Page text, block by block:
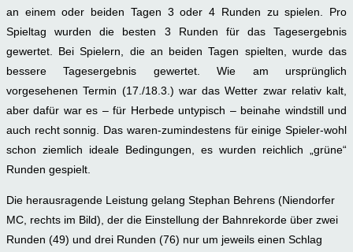
an einem oder beiden Tagen 3 oder 4 Runden zu spielen. Pro
Spieltag wurden die besten 3 Runden für das Tagesergebnis
gewertet. Bei Spielern, die an beiden Tagen spielten, wurde das
bessere Tagesergebnis gewertet. Wie am ursprünglich
vorgesehenen Termin (17./18.3.) war das Wetter zwar relativ kalt,
aber dafür war es – für Herbede untypisch – beinahe windstill und
auch recht sonnig. Das waren-zumindestens für einige Spieler-wohl
schon ziemlich ideale Bedingungen, es wurden reichlich „grüne“
Runden gespielt.
Die herausragende Leistung gelang Stephan Behrens (Niendorfer
MC, rechts im Bild), der die Einstellung der Bahnrekorde über zwei
Runden (49) und drei Runden (76) nur um jeweils einen Schlag